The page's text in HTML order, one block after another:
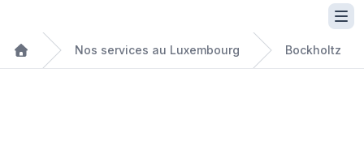
Nos services au Luxembourg Bockholtz